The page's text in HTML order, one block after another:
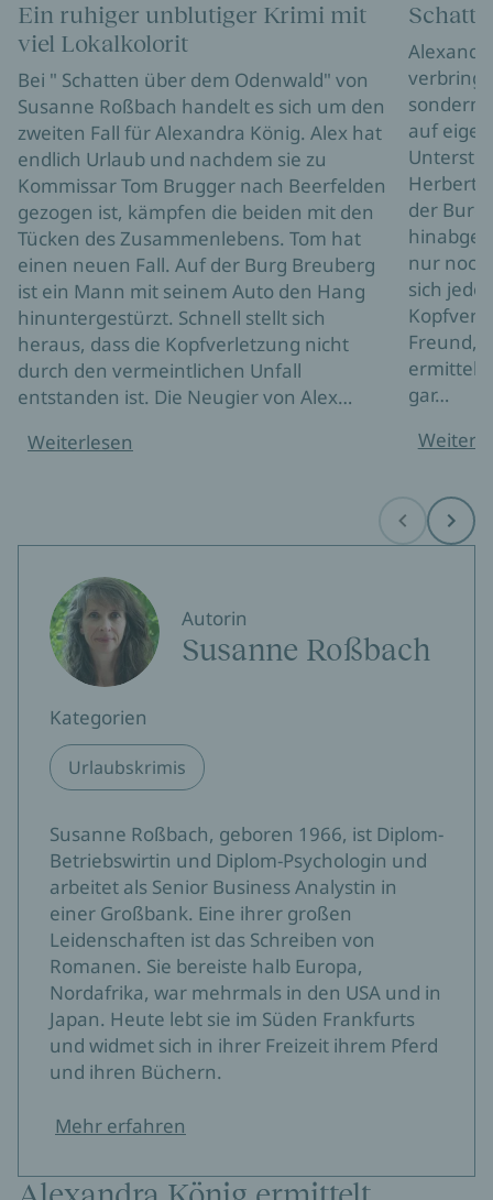
Ein ruhiger unblutiger Krimi mit
viel Lokalkolorit
Bei " Schatten über dem Odenwald" von
Susanne Roßbach handelt es sich um den
zweiten Fall für Alexandra König. Alex hat
endlich Urlaub und nachdem sie zu
Kommissar Tom Brugger nach Beerfelden
gezogen ist, kämpfen die beiden mit den
Tücken des Zusammenlebens. Tom hat
einen neuen Fall. Auf der Burg Breuberg
ist ein Mann mit seinem Auto den Hang
hinuntergestürzt. Schnell stellt sich
heraus, dass die Kopfverletzung nicht
durch den vermeintlichen Unfall
entstanden ist. Die Neugier von Alex…
Weiterlesen
verbringt
sondern
auf
Herbert,
der Burg
nur noch
sich
Freund,
ermittelt
gar…
Before Next
Autorin
Susanne Roßbach
Kategorien
Urlaubskrimis
Susanne Roßbach, geboren 1966, ist Diplom-
Betriebswirtin und Diplom-Psychologin und
arbeitet als Senior Business Analystin in
einer Großbank. Eine ihrer großen
Leidenschaften ist das Schreiben von
Romanen. Sie bereiste halb Europa,
Nordafrika, war mehrmals in den USA und in
Japan. Heute lebt sie im Süden Frankfurts
und widmet sich in ihrer Freizeit ihrem Pferd
und ihren Büchern.
Mehr erfahren